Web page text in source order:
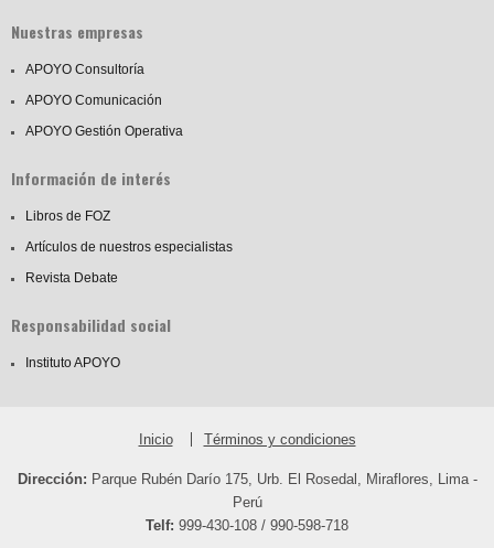
Nuestras empresas
APOYO Consultoría
APOYO Comunicación
APOYO Gestión Operativa
Información de interés
Libros de FOZ
Artículos de nuestros especialistas
Revista Debate
Responsabilidad social
Instituto APOYO
Inicio Términos y condiciones
Dirección: Parque Rubén Darío 175, Urb. El Rosedal, Miraflores, Lima -
Perú
Telf: 999-430-108 / 990-598-718